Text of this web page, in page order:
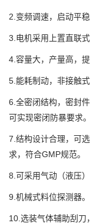
2.变频调速，启动平
3.电机采用上置直联
4.容量大，产量高，提
5.能耗制动，非接触
6.全密闭结构，密封
可实现密闭防暴要求。
7.结构设计合理，可
求，符合GMP规范。
8.可采用气动（液压
9.机械式料位探测器。
10.选装气体辅助刮刀